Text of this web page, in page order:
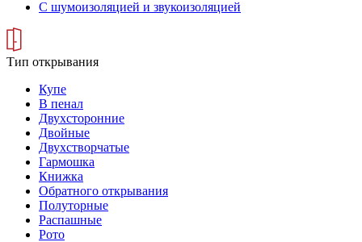
С шумоизоляцией и звукоизоляцией
Тип открывания
Купе
В пенал
Двухсторонние
Двойные
Двухстворчатые
Гармошка
Книжка
Обратного открывания
Полуторные
Распашные
Рото